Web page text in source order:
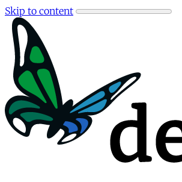
Skip to content